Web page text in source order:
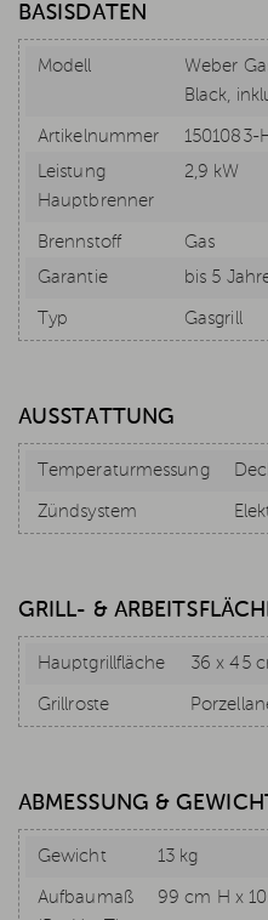
BASISDATEN
Modell
Weber
Black,
Artikelnummer
1501083-
Leistung
Hauptbrenner
2,9 kW
Brennstoff
Gas
Garantie
bis 5
Typ Gasgrill
AUSSTATTUNG
Temperaturmessung
Zündsystem
GRILL- &
Hauptgrillfläche 36 x 45
Grillroste
ABMESSUNG &
Gewicht 13 kg
Aufbaumaß
99 cm H x